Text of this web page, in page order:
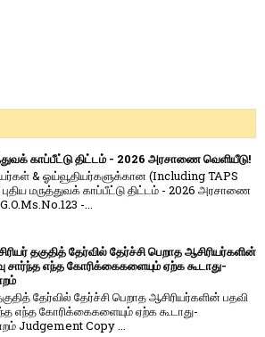
காப்பீட்டு திட்டம் - 2026 அரசாணை வெளியீடு!
& ஓய்வூதியர்களுக்கான (Including TAPS
மருத்துவக் காப்பீட்டு திட்டம் - 2026 அரசாணை
-...
தகுதித் தேர்வில் தேர்ச்சி பெறாத ஆசிரியர்களின்
சார்ந்த எந்த கோரிக்கைகளையும் ஏற்க கூடாது-
தேர்வில் தேர்ச்சி பெறாத ஆசிரியர்களின் பதவி
எந்த கோரிக்கைகளையும் ஏற்க கூடாது-
Judgement Copy ...